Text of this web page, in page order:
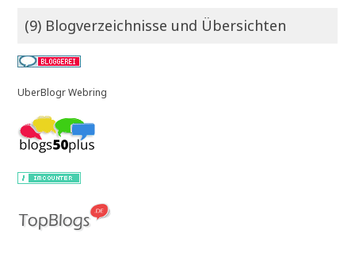
(9) Blogverzeichnisse und Übersichten
UberBlogr Webring